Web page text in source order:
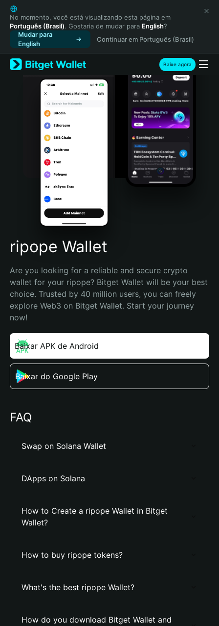
English
日本語
Tiếng Việt
Русский
Español (Latinoamérica)
Türkçe
Italiano
Português (Portugal)
Bahasa Indonesia
Português (Brasil)
Español (Argentina)
No momento, você está visualizando esta página em
Português (Brasil). Gostaria de mudar para English?
Mudar para
English
Continuar em Português (Brasil)
Baixe agora
ripope Wallet
Are you looking for a reliable and secure crypto
wallet for your ripope? Bitget Wallet will be your best
choice. Trusted by 40 million users, you can freely
explore Web3 on Bitget Wallet. Start your journey
now!
Baixar APK de Android
Baixar do Google Play
FAQ
Swap on Solana Wallet
DApps on Solana
How to Create a ripope Wallet in Bitget
Wallet?
How to buy ripope tokens?
What's the best ripope Wallet?
How do you download Bitget Wallet and